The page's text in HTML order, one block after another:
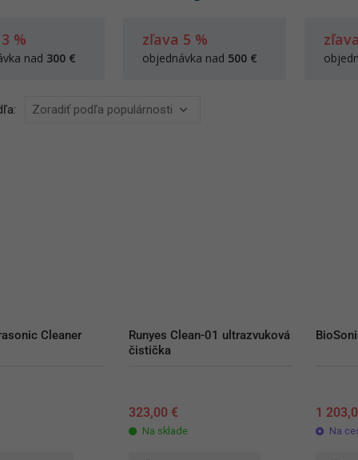
%
nad 300 €
zľava 5 %
objednávka nad 500 €
Cleaner
Runyes Clean-01 ultrazvuková
čistička
323,00 €
Na sklade
1
Na